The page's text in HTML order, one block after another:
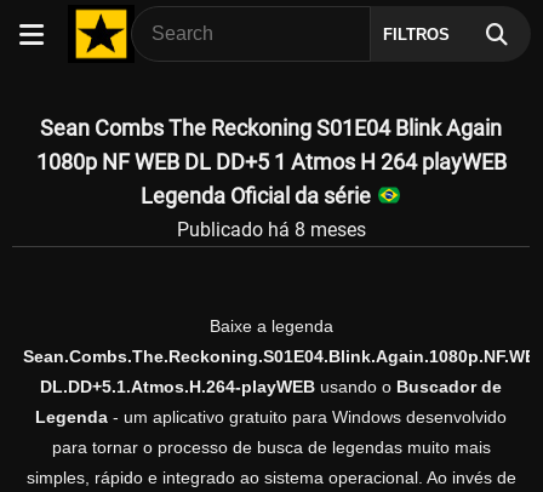
FILTROS
Sean Combs The Reckoning S01E04 Blink Again
1080p NF WEB DL DD+5 1 Atmos H 264 playWEB
Legenda Oficial da série
Publicado há 8 meses
Baixe a legenda
DL.DD+5.1.Atmos.H.264-playWEB usando o Buscador de
Legenda - um aplicativo gratuito para Windows desenvolvido
para tornar o processo de busca de legendas muito mais
simples, rápido e integrado ao sistema operacional. Ao invés de